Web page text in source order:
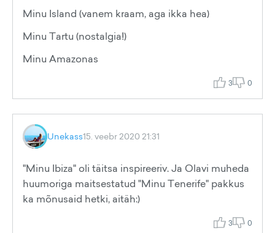
Minu Island (vanem kraam, aga ikka hea)
Minu Tartu (nostalgia!)
Minu Amazonas
3 0
Unekass15. veebr 2020 21:31
"Minu Ibiza" oli täitsa inspireeriv. Ja Olavi muheda
huumoriga maitsestatud "Minu Tenerife" pakkus
ka mõnusaid hetki, aitäh:)
3 0